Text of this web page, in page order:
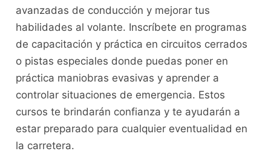
avanzadas de conducción y mejorar tus
habilidades ⁣al volante.⁤ Inscríbete en programas
de⁤ capacitación y práctica en circuitos cerrados⁢
o pistas especiales donde puedas​ poner en
práctica maniobras ⁤evasivas y aprender a
‌controlar situaciones de emergencia. Estos
cursos te brindarán ⁣confianza y te​ ayudarán a⁣
estar preparado para cualquier ‌eventualidad en
la carretera.